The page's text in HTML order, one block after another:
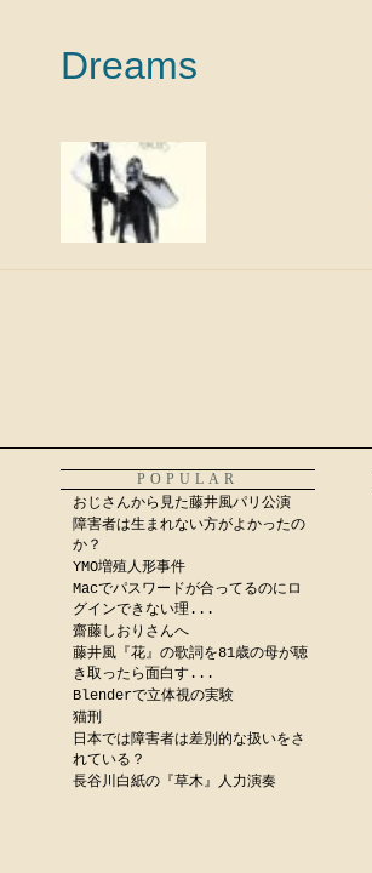
Dreams
POPULAR
おじさんから見た藤井風パリ公演
障害者は生まれない方がよかったの
か？
YMO増殖人形事件
Macでパスワードが合ってるのにロ
グインできない理...
齋藤しおりさんへ
藤井風『花』の歌詞を81歳の母が聴
き取ったら面白す...
Blenderで立体視の実験
猫刑
日本では障害者は差別的な扱いをさ
れている？
長谷川白紙の『草木』人力演奏